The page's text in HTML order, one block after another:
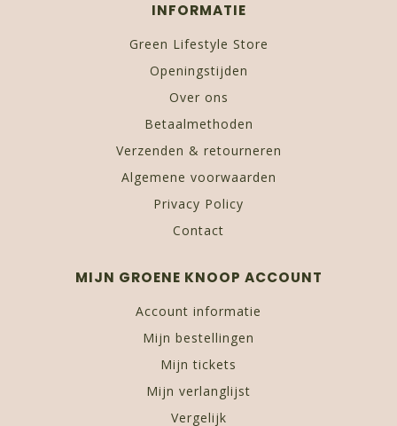
INFORMATIE
Green Lifestyle Store
Openingstijden
Over ons
Betaalmethoden
Verzenden & retourneren
Algemene voorwaarden
Privacy Policy
Contact
MIJN GROENE KNOOP ACCOUNT
Account informatie
Mijn bestellingen
Mijn tickets
Mijn verlanglijst
Vergelijk